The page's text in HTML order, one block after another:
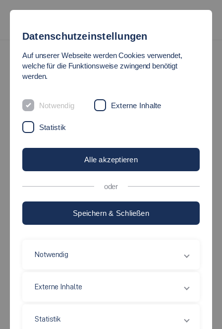
Wirtschaft und Technik
Datenschutzeinstellungen
Auf unserer Webseite werden Cookies verwendet,
welche für die Funktionsweise zwingend benötigt
werden.
Notwendig Externe Inhalte
Statistik
Alle akzeptieren
oder
Speichern & Schließen
Notwendig
Externe Inhalte
Statistik